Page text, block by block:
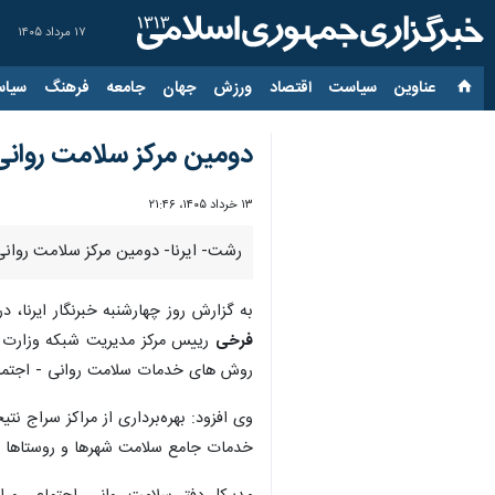
۱۷ مرداد ۱۴۰۵
عناوین‌ سیاست اقتصاد ورزش جهان جامعه فرهنگ
دومین مرکز سلامت
۱۳ خرداد ۱۴۰۵، ۲۱:۴۶